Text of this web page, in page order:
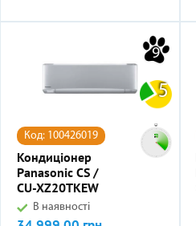
9
5
Код: 100426019
Кондиціонер
Panasonic CS /
CU-XZ20TKEW
В наявності